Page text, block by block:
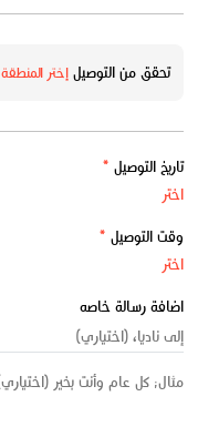
تحقق من التوصيلإختر المنطقة
تاريخ التوصيل *
وقت التوصيل *
اضافة رسالة خاصه